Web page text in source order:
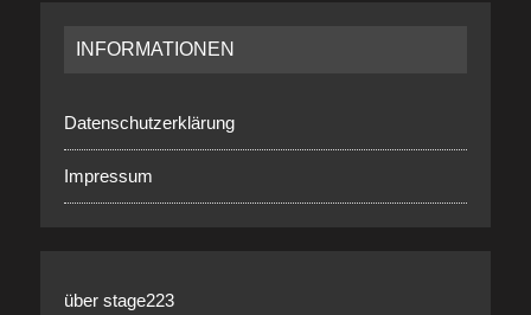
INFORMATIONEN
Datenschutzerklärung
Impressum
über stage223